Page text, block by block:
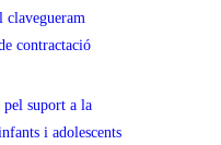
clavegueram
contractació
pel suport a la
i adolescents